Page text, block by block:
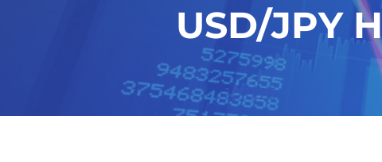
USD/JPY
10.11.25